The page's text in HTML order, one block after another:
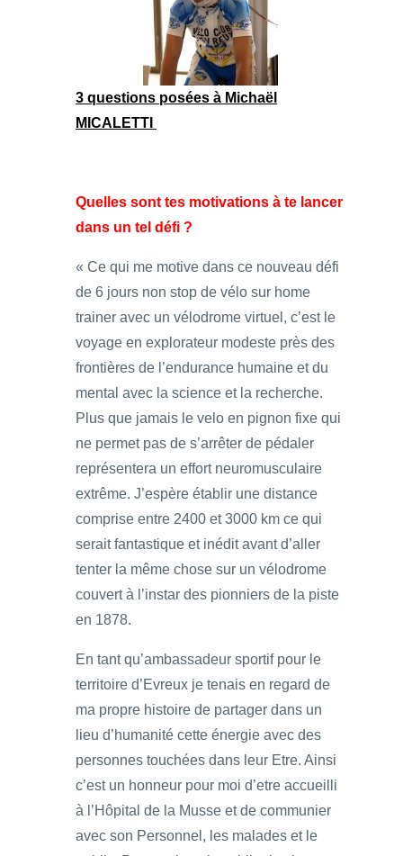
3 questions posées à Michaël
MICALETTI
Quelles sont tes motivations à te lancer
dans un tel défi ?
« Ce qui me motive dans ce nouveau défi
de 6 jours non stop de vélo sur home
trainer avec un vélodrome virtuel, c’est le
voyage en explorateur modeste près des
frontières de l’endurance humaine et du
mental avec la science et la recherche.
Plus que jamais le velo en pignon fixe qui
ne permet pas de s’arrêter de pédaler
représentera un effort neuromusculaire
extrême. J’espère établir une distance
comprise entre 2400 et 3000 km ce qui
serait fantastique et inédit avant d’aller
tenter la même chose sur un vélodrome
couvert à l’instar des pionniers de la piste
en 1878.
En tant qu’ambassadeur sportif pour le
territoire d’Evreux je tenais en regard de
ma propre histoire de partager dans un
lieu d’humanité cette énergie avec des
personnes touchées dans leur Etre. Ainsi
c’est un honneur pour moi d’etre accueilli
à l’Hôpital de la Musse et de communier
avec son Personnel, les malades et le